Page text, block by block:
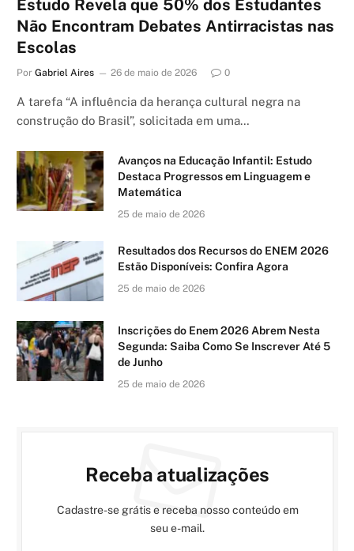
Estudo Revela que 50% dos Estudantes
Não Encontram Debates Antirracistas nas
Escolas
Por Gabriel Aires 26 de maio de 2026 0
A tarefa “A influência da herança cultural negra na
construção do Brasil”, solicitada em uma…
Avanços na Educação Infantil: Estudo
Destaca Progressos em Linguagem e
Matemática
25 de maio de 2026
Resultados dos Recursos do ENEM 2026
Estão Disponíveis: Confira Agora
25 de maio de 2026
Inscrições do Enem 2026 Abrem Nesta
Segunda: Saiba Como Se Inscrever Até 5
de Junho
25 de maio de 2026
Receba atualizações
Cadastre-se grátis e receba nosso conteúdo em
seu e-mail.